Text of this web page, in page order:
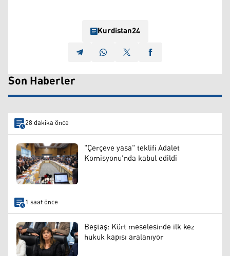
Kurdistan24
Son Haberler
28 dakika önce
"Çerçeve yasa" teklifi Adalet
Komisyonu'nda kabul edildi
1 saat önce
Beştaş: Kürt meselesinde ilk kez
hukuk kapısı aralanıyor